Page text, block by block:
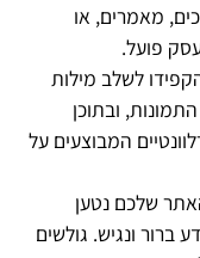
מאמרים, או
פועל.
לשלב מילות
ובתוכן
המבוצעים על
שלכם נטען
ברור ונגיש. גולשים